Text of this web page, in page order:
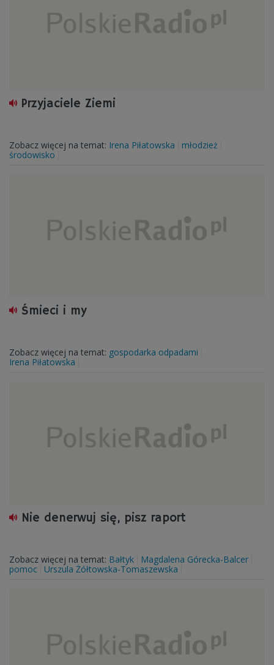
Przyjaciele Ziemi
Zobacz więcej na temat: Irena Piłatowska
młodzież
środowisko
Śmieci i my
Zobacz więcej na temat: gospodarka odpadami
Irena Piłatowska
Nie denerwuj się, pisz raport
Zobacz więcej na temat: Bałtyk
Magdalena Górecka-Balcer
pomoc
Urszula Żółtowska-Tomaszewska